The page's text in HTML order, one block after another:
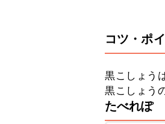
コツ・ポ
黒こしょう
黒こしょう
たべれぽ